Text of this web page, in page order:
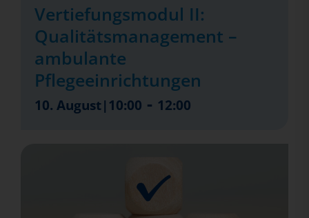
Vertiefungsmodul II:
Qualitätsmanagement –
ambulante
Pflegeeinrichtungen
10. August|10:00 - 12:00